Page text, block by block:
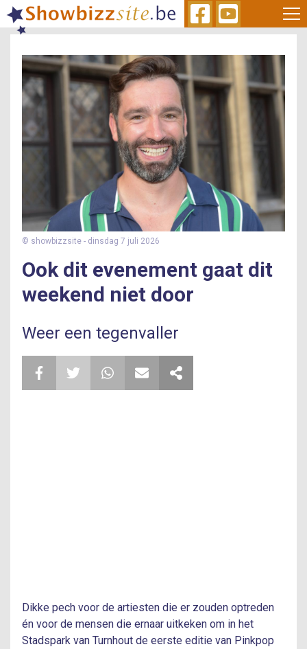
Skip
to
content
© showbizzsite - dinsdag 7 juli 2026
Ook dit evenement gaat dit
weekend niet door
Weer een tegenvaller
Dikke pech voor de artiesten die er zouden optreden
én voor de mensen die ernaar uitkeken om in het
Stadspark van Turnhout de eerste editie van Pinkpop